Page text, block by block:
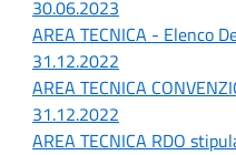
30.06.2023
AREA TECNICA - Elenco
31.12.2022
AREA TECNICA
31.12.2022
AREA TECNICA RDO